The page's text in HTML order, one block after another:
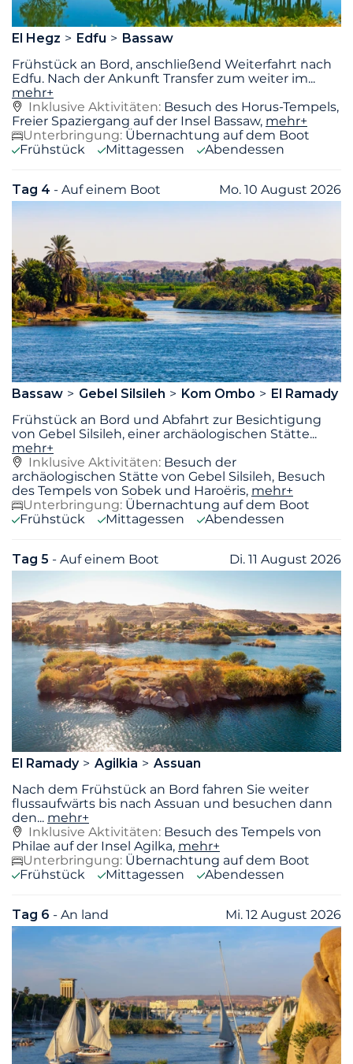
El Hegz Edfu
Bassaw
Frühstück an Bord, anschließend Weiterfahrt nach
Edfu. Nach der Ankunft Transfer zum weiter im...
mehr+
Inklusive Aktivitäten: Besuch des Horus-Tempels,
Freier Spaziergang auf der Insel Bassaw, mehr+
Unterbringung: Übernachtung auf dem Boot
Frühstück
Mittagessen Abendessen
Tag 4 - Auf einem Boot Mo. 10 August 2026
Bassaw Gebel Silsileh Kom Ombo
El Ramady
Frühstück an Bord und Abfahrt zur Besichtigung
von Gebel Silsileh, einer archäologischen Stätte...
mehr+
Inklusive Aktivitäten: Besuch der
archäologischen Stätte von Gebel Silsileh, Besuch
des Tempels von Sobek und Haroëris, mehr+
Unterbringung: Übernachtung auf dem Boot
Frühstück
Mittagessen Abendessen
Tag 5 - Auf einem Boot Di. 11 August 2026
El Ramady Agilkia
Assuan
Nach dem Frühstück an Bord fahren Sie weiter
flussaufwärts bis nach Assuan und besuchen dann
den... mehr+
Inklusive Aktivitäten: Besuch des Tempels von
Philae auf der Insel Agilka, mehr+
Unterbringung: Übernachtung auf dem Boot
Frühstück
Mittagessen Abendessen
Tag 6 - An land Mi. 12 August 2026